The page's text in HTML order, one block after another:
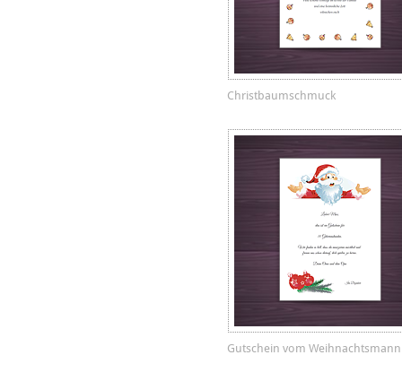
Christbaumschmuck
Gutschein vom Weihnachtsmann